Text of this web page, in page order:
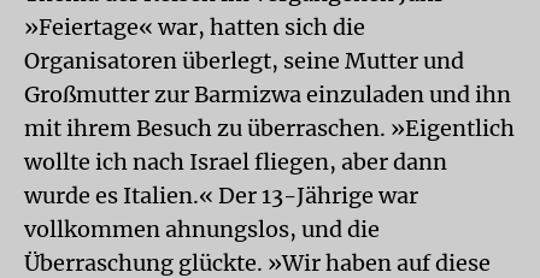
»Feiertage« war, hatten sich die
Organisatoren überlegt, seine Mutter und
Großmutter zur Barmizwa einzuladen und ihn
mit ihrem Besuch zu überraschen. »Eigentlich
wollte ich nach Israel fliegen, aber dann
wurde es Italien.« Der 13-Jährige war
vollkommen ahnungslos, und die
Überraschung glückte. »Wir haben auf diese